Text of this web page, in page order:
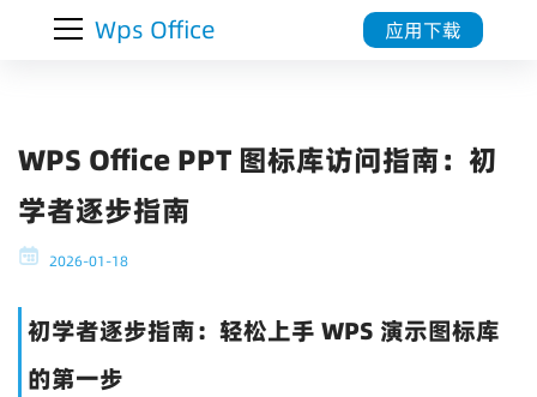
Wps Office 应用下载
WPS Office PPT 图标库访问指南：初
学者逐步指南
2026-01-18
初学者逐步指南：轻松上手 WPS 演示图标库
的第一步